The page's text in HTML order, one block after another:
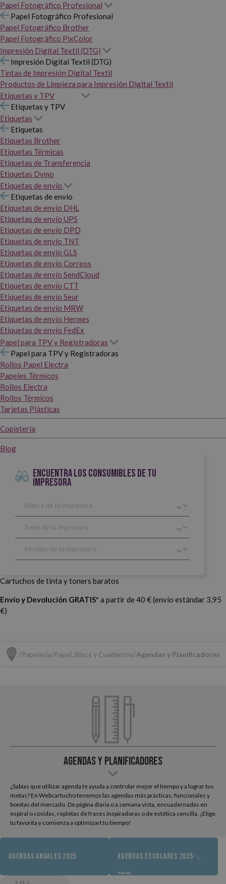
Papel Fotográfico Profesional
Papel Fotográfico Profesional
Papel Fotográfico Brother
Papel Fotográfico PixColor
Impresión Digital Textil (DTG)
Impresión Digital Textil (DTG)
Tintas de Impresión Digital Textil
Productos de Limpieza para Impresión Digital Textil
Etiquetas y TPV
Etiquetas y TPV
Etiquetas
Etiquetas
Etiquetas Brother
Etiquetas Térmicas
Etiquetas de Transferencia
Etiquetas Dymo
Etiquetas de envío
Etiquetas de envío
Etiquetas de envío DHL
Etiquetas de envío UPS
Etiquetas de envío DPD
Etiquetas de envío TNT
Etiquetas de envío GLS
Etiquetas de envío Correos
Etiquetas de envío SendCloud
Etiquetas de envío CTT
Etiquetas de envío Seur
Etiquetas de envío MRW
Etiquetas de envío Hermes
Etiquetas de envío FedEx
Papel para TPV y Registradoras
Papel para TPV y Registradoras
Rollos Papel Electra
Papeles Térmicos
Rollos Electra
Rollos Térmicos
Tarjetas Plásticas
Copistería
Blog
ENCUENTRA LOS CONSUMIBLES DE TU
IMPRESORA
Cartuchos de tinta y toners baratos
Envío y Devolución GRATIS* a partir de 40 € (envío estándar 3,95
€)
Papelería Papel, Blocs y Cuadernos Agendas y Planificadores
Agendas y Planificadores
¿Sabías que utilizar agenda te ayuda a controlar mejor el tiempo y a lograr tus
metas? En Webcartucho tenemos las agendas más prácticas, funcionales y
bonitas del mercado. De página diaria o a semana vista, encuadernadas en
espiral o cosidas, repletas de frases inspiradoras o de estética sencilla. ¡Elige
tu favorita y comienza a optimizart tu tiempo!
AGENDAS ANUALES 2025
AGENDAS ESCOLARES 2025 -
2026